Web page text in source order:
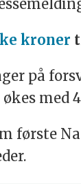
kroner
på
med
første